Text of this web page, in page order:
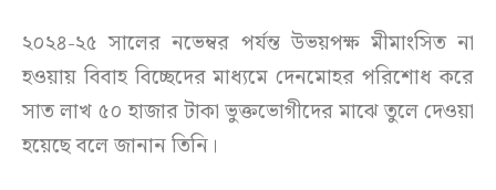
২০২৪-২৫ সালের নভেম্বর পর্যন্ত উভয়পক্ষ মীমাংসিত না
হওয়ায় বিবাহ বিচ্ছেদের মাধ্যমে দেনমোহর পরিশোধ করে
সাত লাখ ৫০ হাজার টাকা ভুক্তভোগীদের মাঝে তুলে দেওয়া
হয়েছে বলে জানান তিনি।